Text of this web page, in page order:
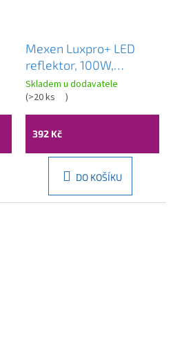
Mexen Luxpro+ LED
reflektor, 100W,
neutrální - 4000K,
11000 lm, bílá - L231-
100-40-20
Skladem u dodavatele
(>20 ks )
392 Kč
DO KOŠÍKU